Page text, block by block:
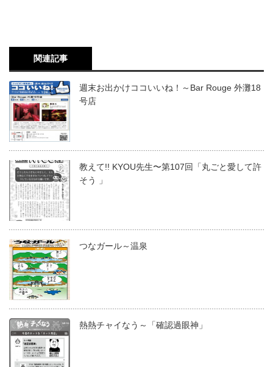
関連記事
週末お出かけココいいね！～Bar Rouge 外灘18
号店
教えて!! KYOU先生〜第107回「丸ごと愛して許
そう 」
つなガール～温泉
熱熱チャイなう～「確認過眼神」